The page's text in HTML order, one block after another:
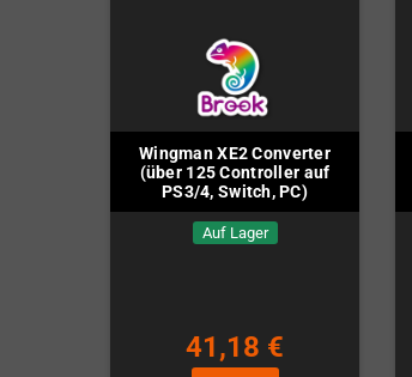
Wingman XE2 Converter
(über 125 Controller auf
PS3/4, Switch, PC)
Auf Lager
41,18 €